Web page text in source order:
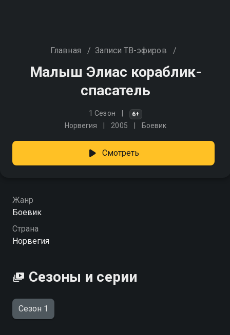
Главная / Записи ТВ-эфиров /
Малыш Элиас кораблик-
спасатель
1 Сезон 6+
Норвегия 2005 Боевик
Смотреть
Жанр
Боевик
Страна
Норвегия
Сезоны и серии
Сезон 1